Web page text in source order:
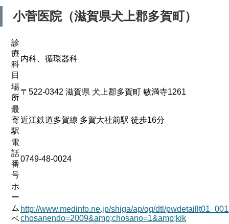
小菅医院（滋賀県犬上郡多賀町）
診
療
科
目
内科、循環器科
場
所
〒522-0342 滋賀県 犬上郡多賀町 敏満寺1261
最
寄
駅
近江鉄道多賀線 多賀大社前駅 徒歩16分
電
話
番
号
0749-48-0024
ホ
ー
ム
ペ
http://www.medinfo.ne.jp/shiga/ap/qq/dtl/
chosanendo=2009&amp;chosano=1&amp;kik